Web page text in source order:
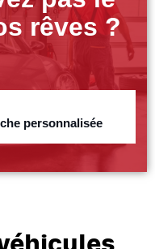
rêves ?
personnalisée